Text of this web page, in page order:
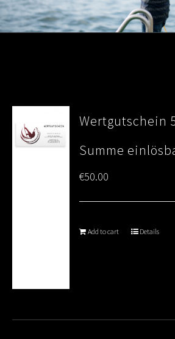
Wertgutschein
Summe
€50.00
Add to cart Details